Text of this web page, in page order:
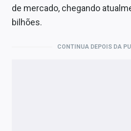
de mercado, chegando
bilhões.
CONTINUA DEPOIS DA